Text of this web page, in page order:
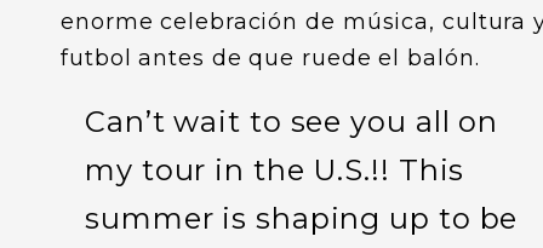
enorme celebración de música, cultura
futbol antes de que ruede el balón.
Can’t wait to see you all on
my tour in the U.S.!! This
summer is shaping up to be